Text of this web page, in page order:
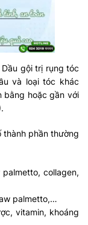
gội trị rụng tóc
và loại tóc khác
bằng hoặc gần với
thành phần thường
collagen,
palmetto,…
vitamin, khoáng